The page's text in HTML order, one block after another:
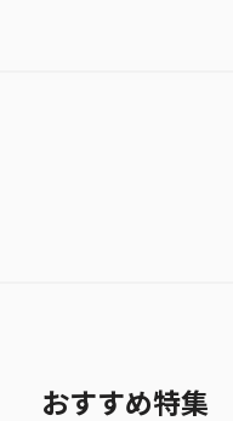
おすすめ特集